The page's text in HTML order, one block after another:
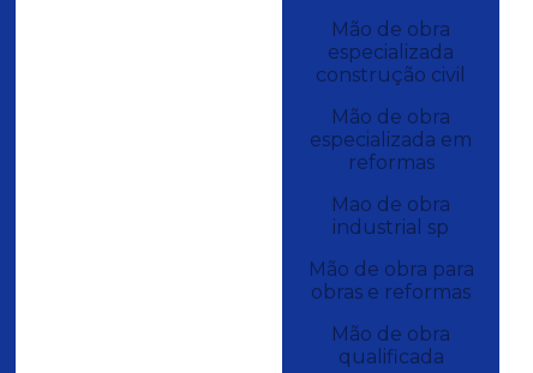
Mão de obra
especializada
construção civil
Mão de obra
especializada em
reformas
Mao de obra
industrial sp
Mão de obra para
obras e reformas
Mão de obra
qualificada